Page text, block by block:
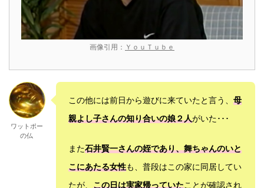
画像引用： ＹｏｕＴｕｂｅ
ワットポー
の仏
この他には前日から遊びに来ていたと言う、 母
親よし子さんの知り合いの娘２人がいた･･･
また石井賢一さんの姪であり、舞ちゃんのいと
こにあたる女性も、普段はこの家に同居してい
たが、 この日は実家帰っていたことが確認され